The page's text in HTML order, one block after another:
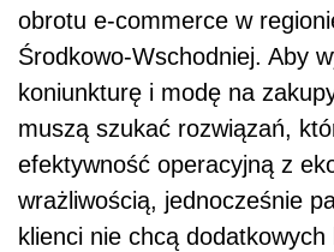
obrotu e-commerce w
Środkowo-Wschodniej. Aby
koniunkturę i modę na
muszą szukać rozwiązań,
efektywność operacyjną z
wrażliwością, jednocześnie
klienci nie chcą dodatkowych